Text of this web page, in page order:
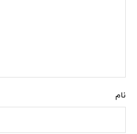
نام